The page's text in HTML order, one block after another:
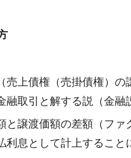
売上債権（売掛債権）
融取引と解する説（金融
と譲渡価額の差額（フ
息として計上すること